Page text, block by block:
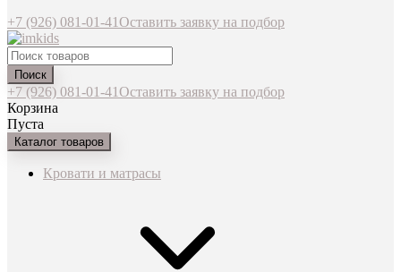
+7 (926) 081-01-41Оставить заявку на подбор
Поиск
+7 (926) 081-01-41Оставить заявку на подбор
Корзина
Пуста
Каталог товаров
Кровати и матрасы